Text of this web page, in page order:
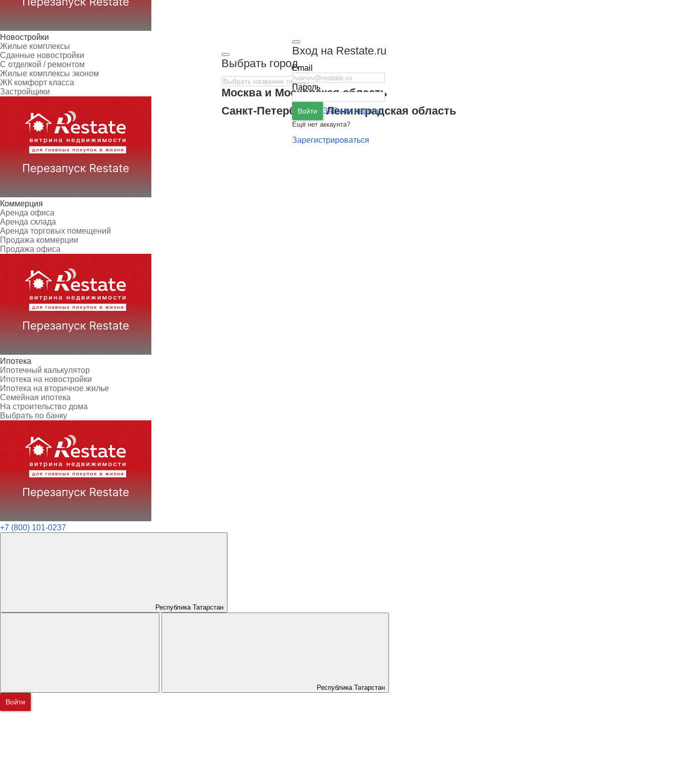
Новостройки
Жилые комплексы
Сданные новостройки
С отделкой / ремонтом
Жилые комплексы эконом
ЖК комфорт класса
Застройщики
Коммерция
Аренда офиса
Аренда склада
Аренда торговых помещений
Продажа коммерции
Продажа офиса
Ипотека
Ипотечный калькулятор
Ипотека на новостройки
Ипотека на вторичное жилье
Семейная ипотека
На строительство дома
Выбрать по банку
+7 (800) 101-0237
Республика Татарстан
Республика Татарстан
Войти
Выбрать город
Москва и Московская область
Санкт-Петербург иЛенинградская область
Вход на Restate.ru
Email
Пароль
Войти Забыли пароль
Ещё нет аккаунта?
Зарегистрироваться